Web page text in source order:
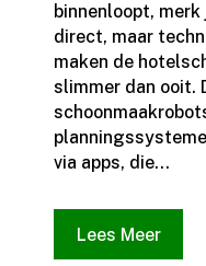
binnenloopt,
direct, maar
maken de
slimmer dan ooit.​
via apps, die...
Lees Meer